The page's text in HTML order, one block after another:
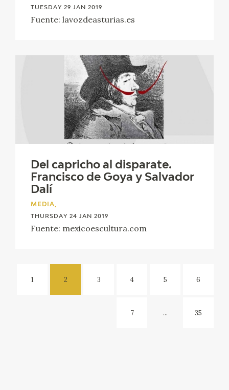
TUESDAY 29 JAN 2019
Fuente: lavozdeasturias.es
Del capricho al disparate.
Francisco de Goya y Salvador
Dalí
MEDIA,
THURSDAY 24 JAN 2019
Fuente: mexicoescultura.com
1 2 3 4 5 6
7 ... 35